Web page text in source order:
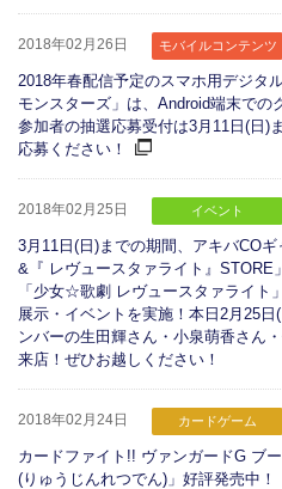
2018年02月26日 モバイルコンテンツ
2018年春配信予定のスマホ用デジタ
モンスターズ」は、Android端末での
参加者の抽選応募受付は3月11日(日)
応募ください！
2018年02月25日 イベント
3月11日(日)までの期間、アキバCOギ
&『 レヴュースタァライト』STORE
「少女☆歌劇 レヴュースタァライト
展示・イベントを実施！本日2月25
ンバーの生田輝さん・小泉萌香さん
来店！ぜひお越しください！
2018年02月24日 カードゲーム
カードファイト!! ヴァンガードG ブ
(りゅうじんれつでん)」好評発売中！